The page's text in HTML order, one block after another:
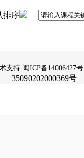
排序
支持 闽ICP备14006427号
35090202000369号